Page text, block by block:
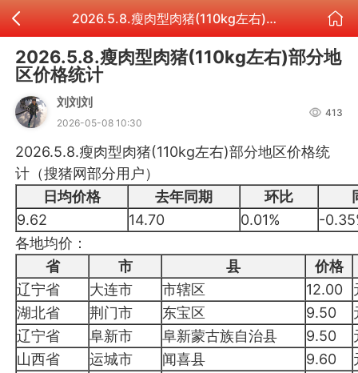
2026.5.8.瘦肉型肉猪(110kg左右)部分地区价格统计
2026.5.8.瘦肉型肉猪(110kg左右)部分地
区价格统计
刘刘刘
2026-05-08 10:30
413
2026.5.8.瘦肉型肉猪(110kg左右)部分地区价格统
计（搜猪网部分用户）
日均价格
去年同期 环比
9.62
14.70 0.01%
-
各地均价：
省
市 县
价格
辽宁省
大连市 市辖区 12.00
湖北省
荆门市 东宝区 9.50
辽宁省
阜新市 阜新蒙古族自治县 9.50
山西省
运城市 闻喜县 9.60